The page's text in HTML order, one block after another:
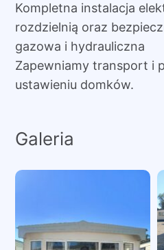
Kompletna instalacja
rozdzielnią oraz
gazowa i hydrauliczna
Zapewniamy transport i
ustawieniu domków.
Galeria